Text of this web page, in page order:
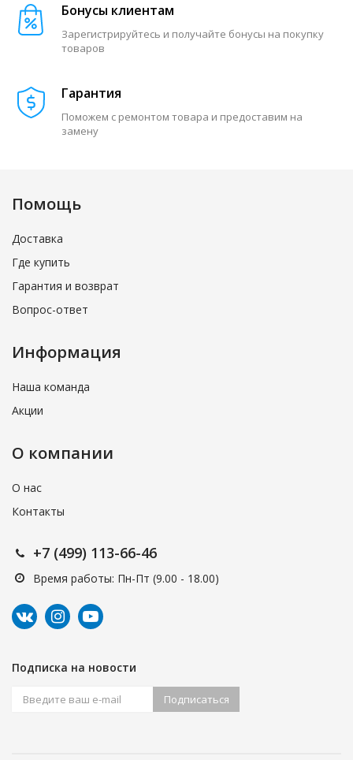
Бонусы клиентам
Зарегистрируйтесь и получайте бонусы на покупку
товаров
Гарантия
Поможем с ремонтом товара и предоставим на
замену
Помощь
Доставка
Где купить
Гарантия и возврат
Вопрос-ответ
Информация
Наша команда
Акции
О компании
О нас
Контакты
+7 (499) 113-66-46
Время работы: Пн-Пт (9.00 - 18.00)
Подписка на новости
Подписаться